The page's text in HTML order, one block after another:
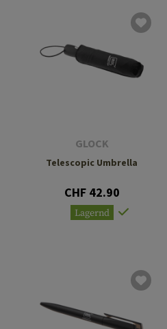
GLOCK
Telescopic Umbrella
CHF 42.90
Lagernd